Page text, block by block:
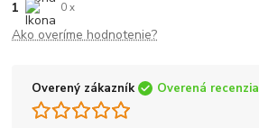
1 0 x
Ako overíme hodnotenie?
Overený zákazník Overená recenzia